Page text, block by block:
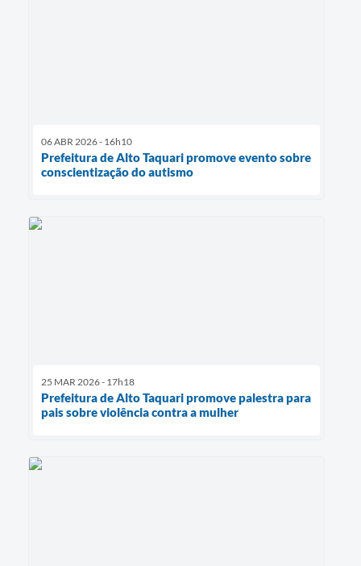
06 ABR 2026 - 16h10
Prefeitura de Alto Taquari promove evento sobre
conscientização do autismo
25 MAR 2026 - 17h18
Prefeitura de Alto Taquari promove palestra para
pais sobre violência contra a mulher